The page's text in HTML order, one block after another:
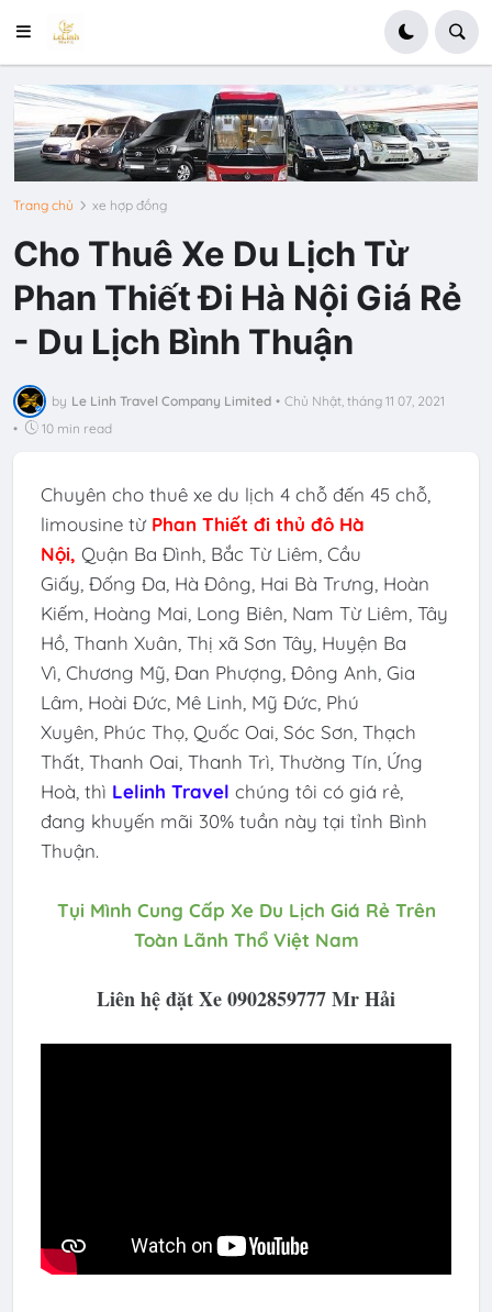
Trang chủ xe hợp đồng
Cho Thuê Xe Du Lịch Từ
Phan Thiết Đi Hà Nội Giá Rẻ
- Du Lịch Bình Thuận
by Le Linh Travel Company Limited • Chủ Nhật, tháng 11 07, 2021
•
10 min read
Chuyên cho thuê xe du lịch 4 chỗ đến 45 chỗ,
limousine từ Phan Thiết đi thủ đô Hà
Nội, Quận Ba Đình, Bắc Từ Liêm, Cầu
Giấy, Đống Đa, Hà Đông, Hai Bà Trưng, Hoàn
Kiếm, Hoàng Mai, Long Biên, Nam Từ Liêm, Tây
Hồ, Thanh Xuân, Thị xã Sơn Tây, Huyện Ba
Vì, Chương Mỹ, Đan Phượng, Đông Anh, Gia
Lâm, Hoài Đức, Mê Linh, Mỹ Đức, Phú
Xuyên, Phúc Thọ, Quốc Oai, Sóc Sơn, Thạch
Thất, Thanh Oai, Thanh Trì, Thường Tín, Ứng
Hoà, thì Lelinh Travel chúng tôi có giá rẻ,
đang khuyến mãi 30% tuần này tại tỉnh Bình
Thuận.
Tụi Mình Cung Cấp Xe Du Lịch Giá Rẻ Trên
Toàn Lãnh Thổ Việt Nam
Liên hệ đặt Xe 0902859777 Mr Hải